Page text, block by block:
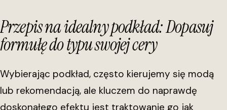
Przepis na idealny podkład: Dopasuj
formułę do typu swojej cery
Wybierając podkład, często kierujemy się modą
lub rekomendacją, ale kluczem do naprawdę
doskonałego efektu jest traktowanie go jak